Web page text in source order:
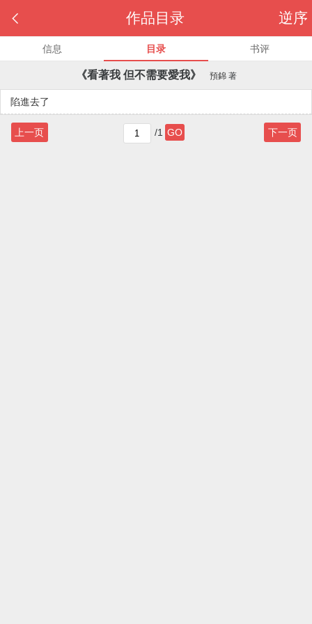
 逆序
作品目录
信息 目录 书评
《看著我 但不需要愛我》 預錦著
陷進去了
上一页 /1 GO 下一页